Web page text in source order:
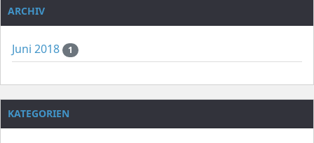
ARCHIV
Juni 2018 1
KATEGORIEN